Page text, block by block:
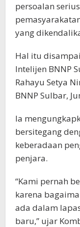
persoalan
yang
Hal itu
Intelijen BNNP
Rahayu Setya
BNNP Sulbar,
Ia
bersitegang
keberadaan
penjara.
“Kami pernah
karena
ada dalam
baru,” ujar